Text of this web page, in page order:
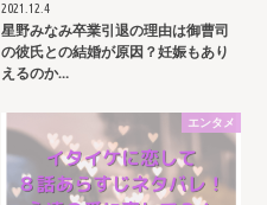
2021.12.4
星野みなみ卒業引退の理由は御曹司
の彼氏との結婚が原因？妊娠もあり
えるのか…
エンタメ